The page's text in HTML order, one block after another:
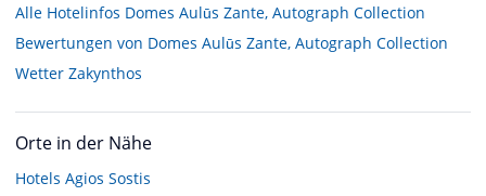
Alle Hotelinfos Domes Aulūs Zante, Autograph Collection
Bewertungen von Domes Aulūs Zante, Autograph Collection
Wetter Zakynthos
Orte in der Nähe
Hotels Agios Sostis